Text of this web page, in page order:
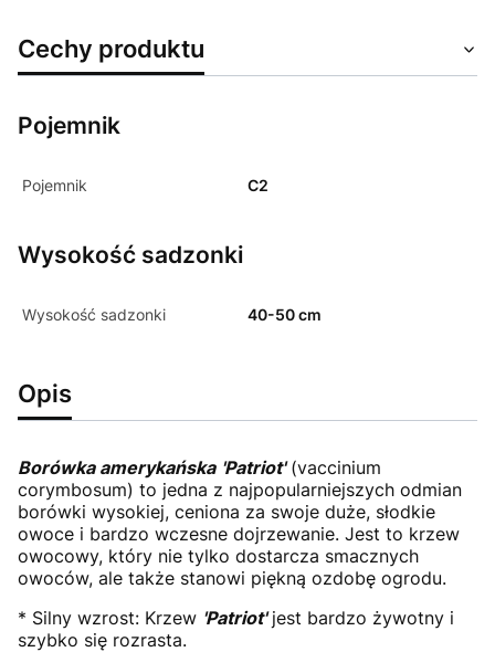
Cechy produktu
Pojemnik
Pojemnik C2
Wysokość sadzonki
Wysokość sadzonki 40-50 cm
Opis
Borówka amerykańska 'Patriot'(vaccinium
corymbosum) to jedna z najpopularniejszych odmian
borówki wysokiej, ceniona za swoje duże, słodkie
owoce i bardzo wczesne dojrzewanie. Jest to krzew
owocowy, który nie tylko dostarcza smacznych
owoców, ale także stanowi piękną ozdobę ogrodu.
* Silny wzrost: Krzew 'Patriot'jest bardzo żywotny i
szybko się rozrasta.